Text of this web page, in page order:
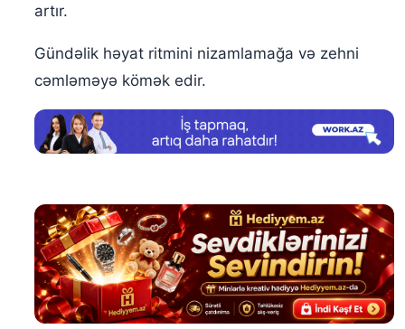
artır.
Gündəlik həyat ritmini nizamlamağa və zehni
cəmləməyə kömək edir.